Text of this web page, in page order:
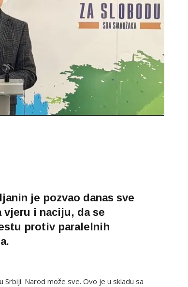
je pozvao danas sve
vjeru i naciju, da se
protiv paralelnih
Narod može sve. Ovo je u skladu sa